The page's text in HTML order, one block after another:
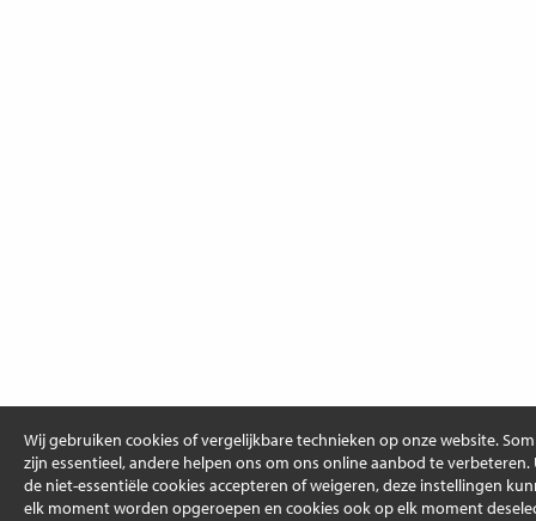
Wij gebruiken cookies of vergelijkbare technieken op onze website.
zijn essentieel, andere helpen ons om ons online aanbod te verbeteren.
de niet-essentiële cookies accepteren of weigeren, deze instellingen
elk moment worden opgeroepen en cookies ook op elk moment